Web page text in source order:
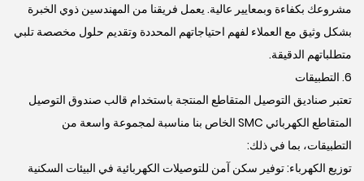
مشروعك بكفاءة وبمعايير عالية. يعمل فريقنا من المهندسين ذوي الخبرة
بشكل وثيق مع العملاء لفهم احتياجاتهم المحددة وتقديم حلول مخصصة تلبي
متطلباتهم الدقيقة.
6. التطبيقات
تعتبر صناديق التوصيل المتقاطع المنتجة باستخدام قالب صندوق التوصيل
المتقاطع الكهربائي SMC الخاص بنا مناسبة لمجموعة واسعة من
التطبيقات، بما في ذلك:
توزيع الكهرباء: توفير سكن آمن للتوصيلات الكهربائية في البيئات السكنية